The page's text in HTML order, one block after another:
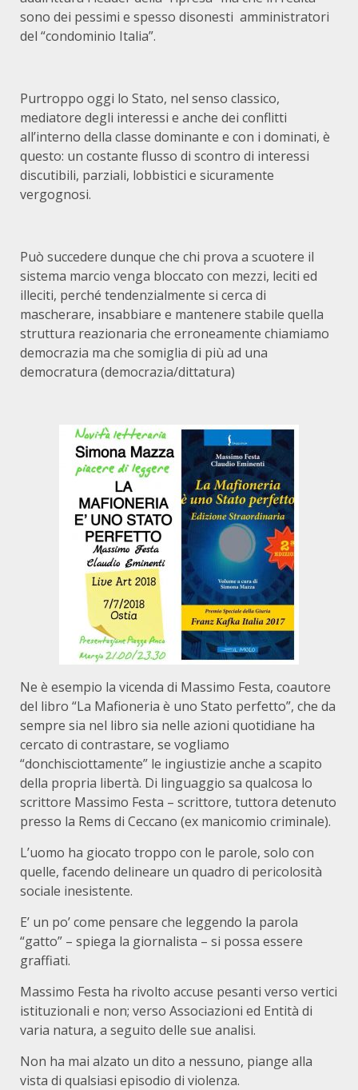
sono dei pessimi e spesso disonesti amministratori
del “condominio Italia”.
Purtroppo oggi lo Stato, nel senso classico,
mediatore degli interessi e anche dei conflitti
all’interno della classe dominante e con i dominati, è
questo: un costante flusso di scontro di interessi
discutibili, parziali, lobbistici e sicuramente
vergognosi.
Può succedere dunque che chi prova a scuotere il
sistema marcio venga bloccato con mezzi, leciti ed
illeciti, perché tendenzialmente si cerca di
mascherare, insabbiare e mantenere stabile quella
struttura reazionaria che erroneamente chiamiamo
democrazia ma che somiglia di più ad una
democratura (democrazia/dittatura)
Ne è esempio la vicenda di Massimo Festa, coautore
del libro “La Mafioneria è uno Stato perfetto”, che da
sempre sia nel libro sia nelle azioni quotidiane ha
cercato di contrastare, se vogliamo
“donchisciottamente” le ingiustizie anche a scapito
della propria libertà. Di linguaggio sa qualcosa lo
scrittore Massimo Festa – scrittore, tuttora detenuto
presso la Rems di Ceccano (ex manicomio criminale).
L’uomo ha giocato troppo con le parole, solo con
quelle, facendo delineare un quadro di pericolosità
sociale inesistente.
E’ un po’ come pensare che leggendo la parola
“gatto” – spiega la giornalista – si possa essere
graffiati.
Massimo Festa ha rivolto accuse pesanti verso vertici
istituzionali e non; verso Associazioni ed Entità di
varia natura, a seguito delle sue analisi.
Non ha mai alzato un dito a nessuno, piange alla
vista di qualsiasi episodio di violenza.